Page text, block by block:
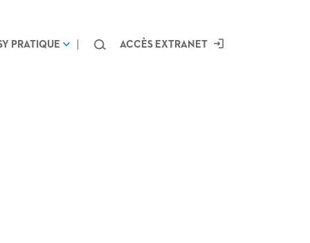
PRATIQUE ChercherACCÈS EXTRANET